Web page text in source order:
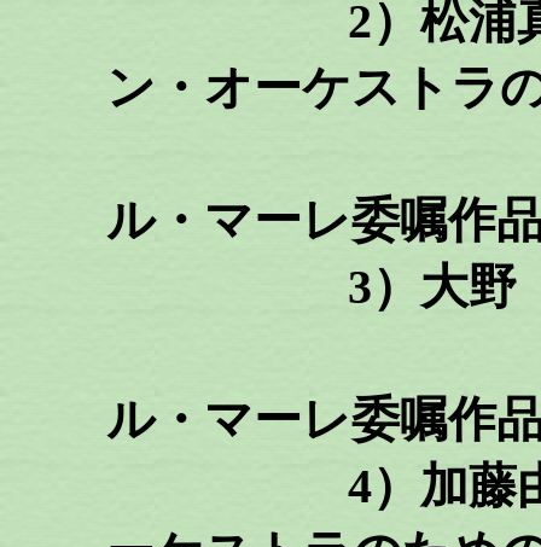
2）松浦真沙
ン・オーケストラ
ル・マーレ委嘱作
3）大野 愛
ル・マーレ委嘱作
4）加藤由美